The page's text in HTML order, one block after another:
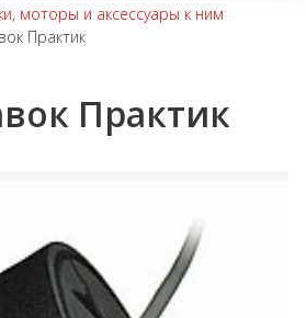
моторы и аксессуары к ним
Практик
Практик